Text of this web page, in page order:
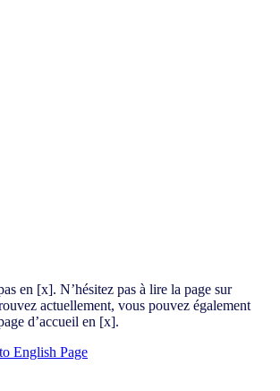
en [x]. N’hésitez pas à lire la page sur
actuellement, vous pouvez également
d’accueil en [x].
English Page